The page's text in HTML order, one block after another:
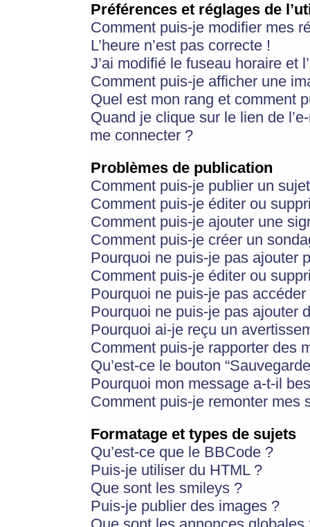
Préférences et réglages de
Comment puis-je modifier mes
L’heure n’est pas correcte !
J’ai modifié le fuseau horaire et
Comment puis-je afficher une
Quel est mon rang et comment
Quand je clique sur le lien de
me connecter ?
Problèmes de publication
Comment puis-je publier un
Comment puis-je éditer ou
Comment puis-je ajouter une
Comment puis-je créer un
Pourquoi ne puis-je pas ajouter
Comment puis-je éditer ou
Pourquoi ne puis-je pas
Pourquoi ne puis-je pas ajouter
Pourquoi ai-je reçu un
Comment puis-je rapporter des
Qu’est-ce le bouton
Pourquoi mon message a-t-il
Comment puis-je remonter mes
Formatage et types de sujets
Qu’est-ce que le BBCode ?
Puis-je utiliser du HTML ?
Que sont les smileys ?
Puis-je publier des images ?